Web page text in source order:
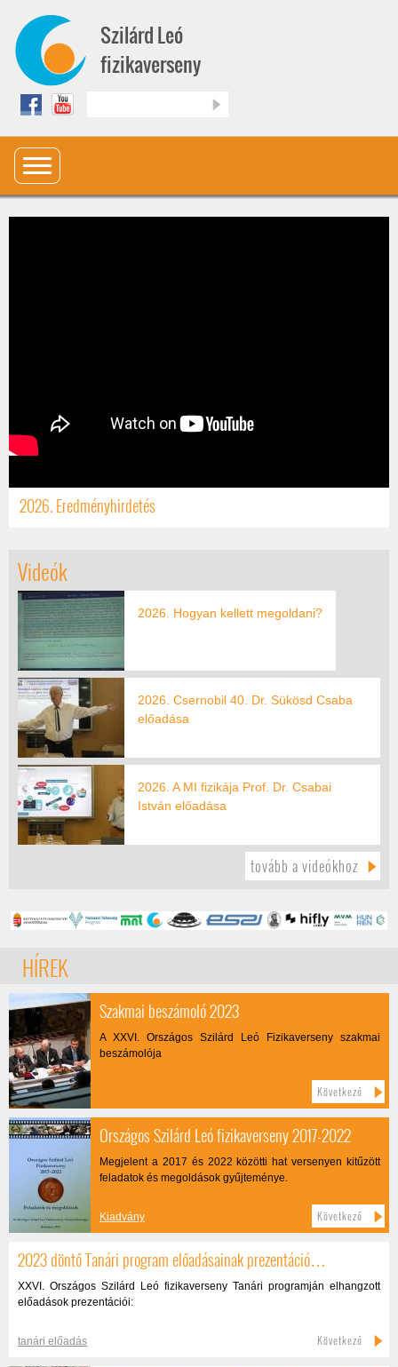
Szilárd Leó
fizikaverseny
2026. Eredményhirdetés
Videók
2026. Hogyan kellett megoldani?
2026. Csernobil 40. Dr. Sükösd Csaba
előadása
2026. A MI fizikája Prof. Dr. Csabai
István előadása
tovább a videókhoz
HÍREK
Szakmai beszámoló 2023
A XXVI. Országos Szilárd Leó Fizikaverseny szakmai
beszámolója
Következő
Országos Szilárd Leó fizikaverseny 2017-2022
Megjelent a 2017 és 2022 közötti hat versenyen kitűzött
feladatok és megoldások gyűjteménye.
Kiadvány Következő
2023 döntő Tanári program előadásainak prezentáció…
XXVI. Országos Szilárd Leó fizikaverseny Tanári programján elhangzott
előadások prezentációi:
tanári előadás Következő